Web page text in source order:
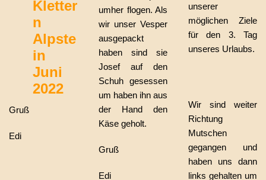
Kletter
n
Alpste
in
Juni
2022
Gruß
Edi
umher flogen. Als
wir unser Vesper
ausgepackt
haben sind sie
Josef auf den
Schuh gesessen
um haben ihn aus
der Hand den
Käse geholt.
Gruß
Edi
unserer
möglichen Ziele
für den 3. Tag
unseres Urlaubs.
Wir sind weiter
Richtung
Mutschen
gegangen und
haben uns dann
links gehalten um